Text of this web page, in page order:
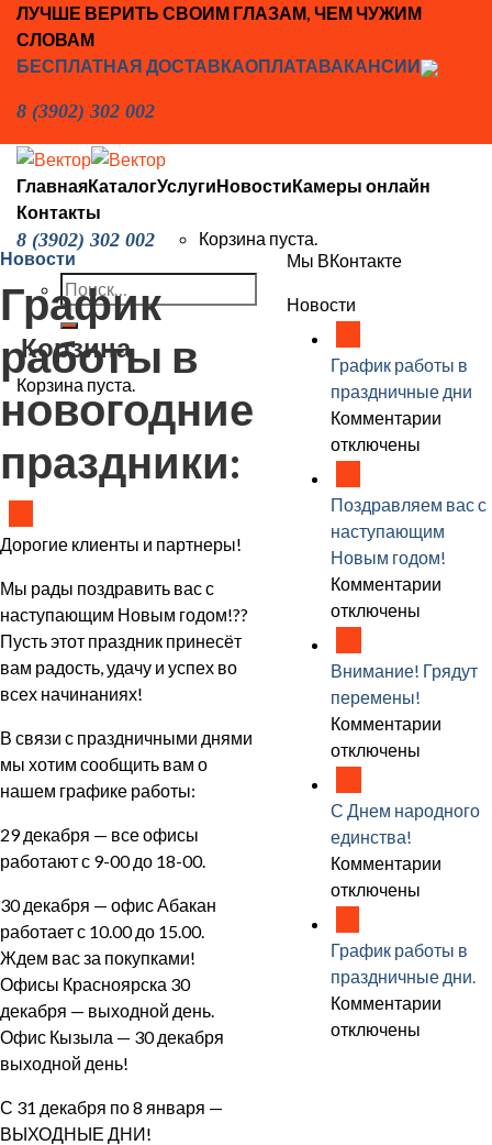
Skip
content
ЛУЧШЕ ВЕРИТЬ СВОИМ ГЛАЗАМ, ЧЕМ ЧУЖИМ
СЛОВАМ
БЕСПЛАТНАЯ ДОСТАВКАОПЛАТАВАКАНСИИ
8 (3902) 302 002
ГлавнаяКаталогУслугиНовостиКамеры онлайн
Контакты
8 (3902) 302 002 Корзина пуста.
Искать:
Корзина
Корзина пуста.
Новости
График
работы в
новогодние
праздники:
Дорогие клиенты и партнеры!
Мы рады поздравить вас с
наступающим Новым годом!??
Пусть этот праздник принесёт
вам радость, удачу и успех во
всех начинаниях!
В связи с праздничными днями
мы хотим сообщить вам о
нашем графике работы:
29 декабря — все офисы
работают с 9-00 до 18-00.
30 декабря — офис Абакан
работает с 10.00 до 15.00.
Ждем вас за покупками!
Офисы Красноярска 30
декабря — выходной день.
Офис Кызыла — 30 декабря
выходной день!
С 31 декабря по 8 января —
ВЫХОДНЫЕ ДНИ!
Мы ВКонтакте
Новости
График работы в
праздничные дни
Комментарии
отключены
Поздравляем вас с
наступающим
Новым годом!
Комментарии
отключены
Внимание! Грядут
перемены!
Комментарии
отключены
С Днем народного
единства!
Комментарии
отключены
График работы в
праздничные дни.
Комментарии
отключены